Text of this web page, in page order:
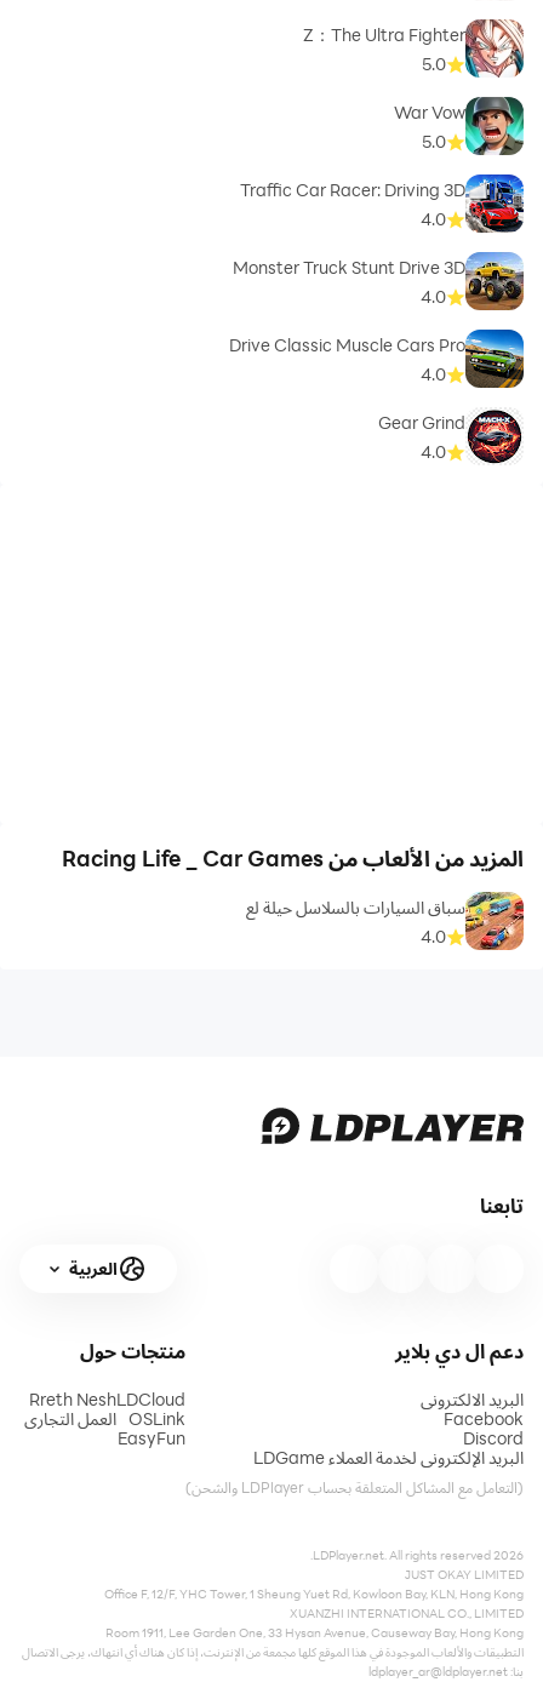
Z：The Ultra Fighter
5.0
War Vow
5.0
Traffic Car Racer: Driving 3D
4.0
Monster Truck Stunt Drive 3D
4.0
Drive Classic Muscle Cars Pro
4.0
Gear Grind
4.0
المزيد من الألعاب من Racing Life _ Car Games
سباق السيارات بالسلاسل حيلة لع
4.0
تابعنا
العربية
دعم ال دي بلاير
البريد الالكتروني
Facebook
Discord
البريد الإلكتروني لخدمة العملاء LDGame
(التعامل مع المشاكل المتعلقة بحساب LDPlayer والشحن)
منتجات
LDCloud
OSLink
EasyFun
حول
Rreth Nesh
العمل التجاري
2026 LDPlayer.net. All rights reserved.
JUST OKAY LIMITED
Office F, 12/F, YHC Tower, 1 Sheung Yuet Rd, Kowloon Bay, KLN, Hong Kong
XUANZHI INTERNATIONAL CO., LIMITED
Room 1911, Lee Garden One, 33 Hysan Avenue, Causeway Bay, Hong Kong
التطبيقات والألعاب الموجودة في هذا الموقع كلها مجمعة من الإنترنت، إذا كان هناك أي انتهاك، يرجى الاتصال
بنا: ldplayer_ar@ldplayer.net